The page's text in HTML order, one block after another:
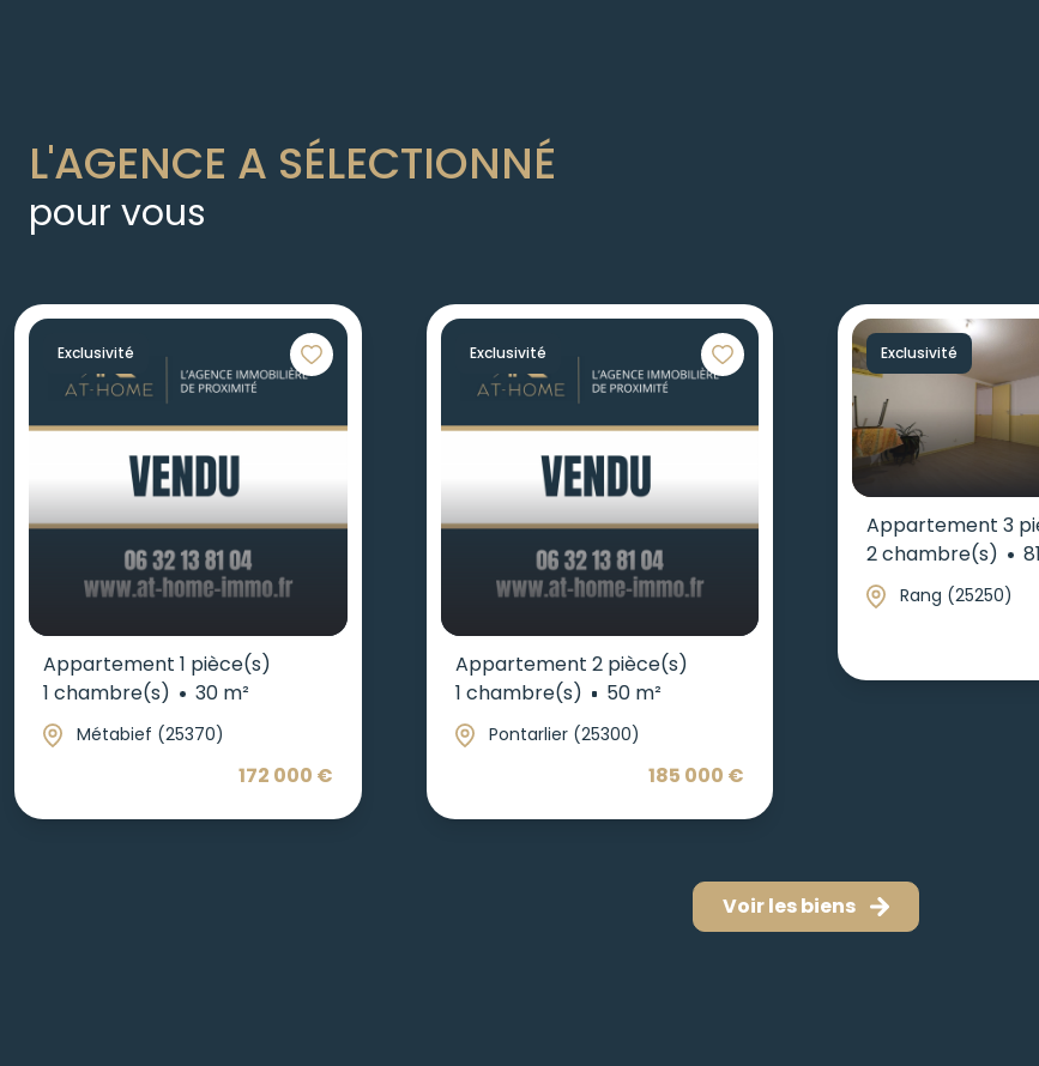
L'AGENCE A SÉLECTIONNÉ
pour vous
Exclusivité
Appartement 1 pièce(s)
1 chambre(s)
30 m²
Métabief (25370)
172 000 €
Exclusivité
Appartement 2 pièce(s)
1 chambre(s)
50 m²
Pontarlier (25300)
185 000 €
Exclusivité
Appartement 3
2 chambre(s)
Rang (25250)
Voir les biens